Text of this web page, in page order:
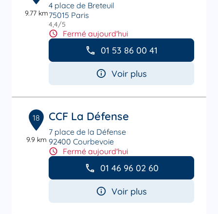
9.77 km
4 place de Breteuil
75015 Paris
4,4/5
Fermé aujourd'hui
01 53 86 00 41
Voir plus
18
9.9 km
CCF La Défense
7 place de la Défense
92400 Courbevoie
Fermé aujourd'hui
01 46 96 02 60
Voir plus